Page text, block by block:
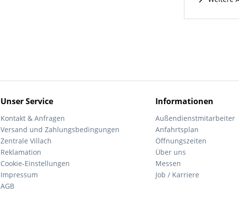
Unser Service
Kontakt & Anfragen
Versand und Zahlungsbedingungen
Zentrale Villach
Reklamation
Cookie-Einstellungen
Impressum
AGB
Informationen
Außendienstmitarbeiter
Anfahrtsplan
Öffnungszeiten
Über uns
Messen
Job / Karriere